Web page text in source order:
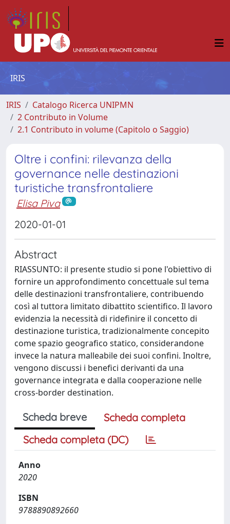
IRIS
IRIS
Catalogo Ricerca UNIPMN
2 Contributo in Volume
2.1 Contributo in volume (Capitolo o Saggio)
Oltre i confini: rilevanza della
governance nelle destinazioni
turistiche transfrontaliere
Elisa Piva
2020-01-01
Abstract
RIASSUNTO: il presente studio si pone l'obiettivo di
fornire un approfondimento concettuale sul tema
delle destinazioni transfrontaliere, contribuendo
così al tuttora limitato dibattito scientifico. Il lavoro
evidenzia la necessità di ridefinire il concetto di
destinazione turistica, tradizionalmente concepito
come spazio geografico statico, considerandone
invece la natura malleabile dei suoi confini. Inoltre,
vengono discussi i benefici derivanti da una
governance integrata e dalla cooperazione nelle
cross-border destination.
Scheda breve
Scheda completa
Scheda completa (DC)
Anno
2020
ISBN
9788890892660